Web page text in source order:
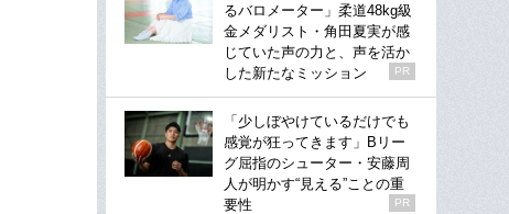
るバロメーター」柔道48kg級
金メダリスト・角田夏実が感
じていた声の力と、声を活か
した新たなミッション
PR
「少しぼやけているだけでも
感覚が狂ってきます」Bリー
グ屈指のシューター・安藤周
人が明かす“見える”ことの重
要性
PR